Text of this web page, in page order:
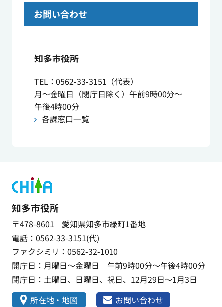
お問い合わせ
知多市役所
TEL：0562-33-3151（代表）
月～金曜日（閉庁日除く）午前9時00分～
午後4時00分
各課窓口一覧
知多市役所
〒478-8601 愛知県知多市緑町1番地
電話：0562-33-3151(代)
ファクシミリ：0562-32-1010
開庁日：月曜日～金曜日 午前9時00分～午後4時00分
閉庁日：土曜日、日曜日、祝日、12月29日～1月3日
所在地・地図
お問い合わせ